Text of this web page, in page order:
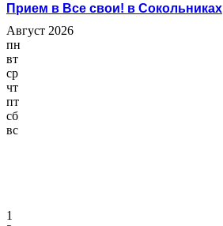
Прием в Все свои! в Сокольниках
Август 2026
пн
вт
ср
чт
пт
сб
вс
1